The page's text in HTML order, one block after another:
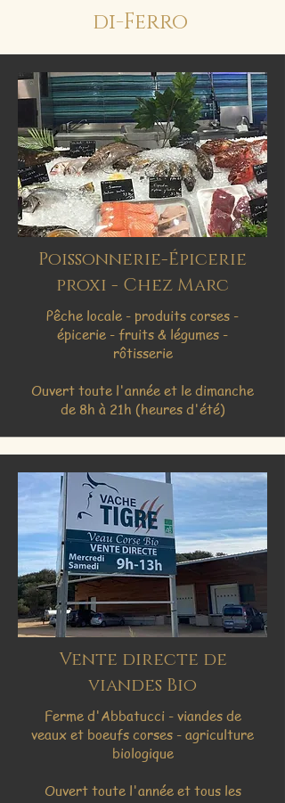
di-Ferro
Poissonnerie-Épicerie
proxi - Chez Marc
Pêche locale - produits corses -
épicerie - fruits & légumes -
rôtisserie
Ouvert toute l'année et le dimanche
de 8h à 21h (heures d'été)
Vente directe de
viandes Bio
Ferme d'Abbatucci - viandes de
veaux et boeufs corses - agriculture
biologique
Ouvert toute l'année et tous les